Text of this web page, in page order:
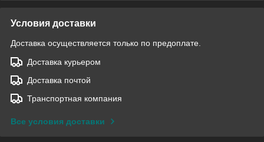
Условия доставки
Доставка осуществляется только по предоплате.
Доставка курьером
Доставка почтой
Транспортная компания
Все условия доставки